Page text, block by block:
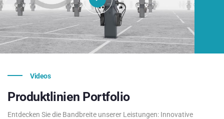
Videos
Produktlinien Portfolio
Entdecken Sie die Bandbreite unserer Leistungen: Innovative